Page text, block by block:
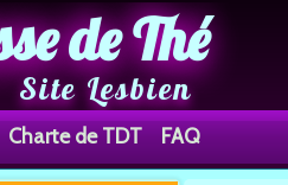
de Thé
Site Lesbien
Charte de TDT FAQ